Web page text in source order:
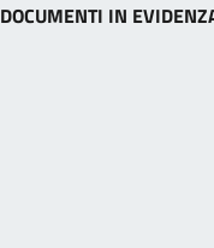
DOCUMENTI IN